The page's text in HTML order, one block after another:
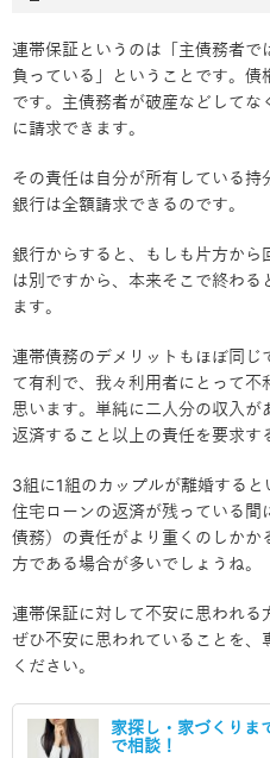
連帯保証というのは「主債務者で
負っている」ということです。
です。主債務者が破産などして
に請求できます。
その責任は自分が所有している持
銀行は全額請求できるのです。
銀行からすると、もしも片方か
は別ですから、本来そこで終わ
ます。
連帯債務のデメリットもほぼ同じ
て有利で、我々利用者にとって不
思います。単純に二人分の収入
返済すること以上の責任を要求す
3組に1組のカップルが離婚する
住宅ローンの返済が残っている
債務）の責任がより重くのしか
方である場合が多いでしょうね。
連帯保証に対して不安に思われる
ぜひ不安に思われていることを、
ください。
家探し・家づくりま
で相談！